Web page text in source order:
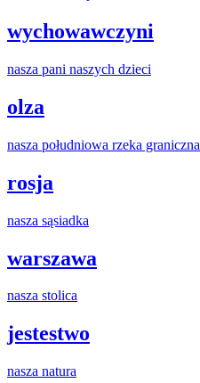
wychowawczyni
nasza pani naszych dzieci
olza
nasza południowa rzeka graniczna
rosja
nasza sąsiadka
warszawa
nasza stolica
jestestwo
nasza natura